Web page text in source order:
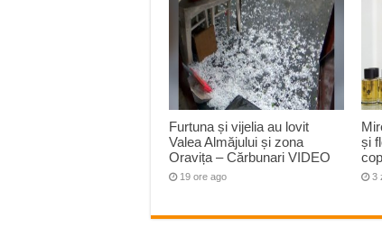
Furtuna și vijelia au lovit
Valea Almăjului și zona
Oravița – Cărbunari VIDEO
19 ore ago
și
3